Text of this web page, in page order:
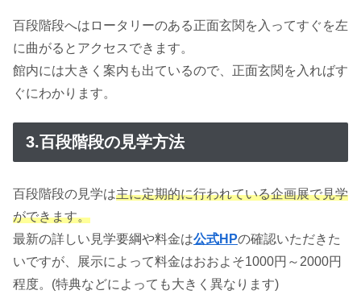
百段階段へはロータリーのある正面玄関を入ってすぐを左
に曲がるとアクセスできます。
館内には大きく案内も出ているので、正面玄関を入ればす
ぐにわかります。
3.百段階段の見学方法
百段階段の見学は主に定期的に行われている企画展で見学
ができます。
最新の詳しい見学要綱や料金は公式HPの確認いただきた
いですが、展示によって料金はおおよそ1000円～2000円
程度。(特典などによっても大きく異なります)